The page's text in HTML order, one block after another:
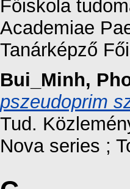
Főiskola
Academiae
Tanárképző
Bui_Minh,
pszeudoprim
Tud.
Nova series ;